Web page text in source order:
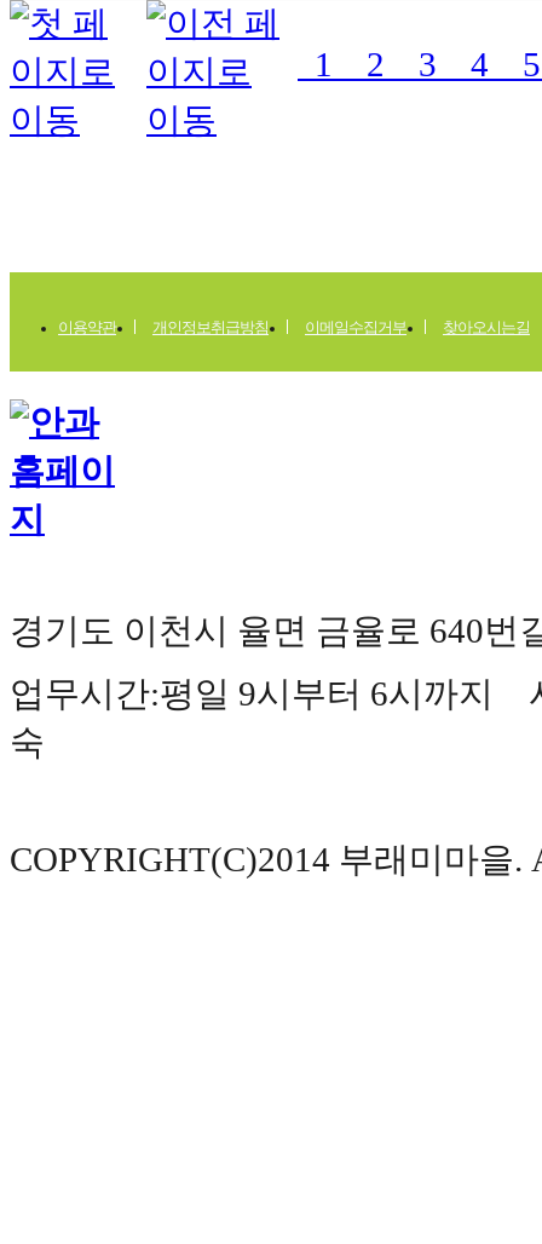
1 2 3 4
이용약관 개인정보취급방침 이메일수집거부 찾아오시는길
경기도 이천시 율면 금율로 640
업무시간:평일 9시부터 6시까지
숙
COPYRIGHT(C)2014 부래미마을.